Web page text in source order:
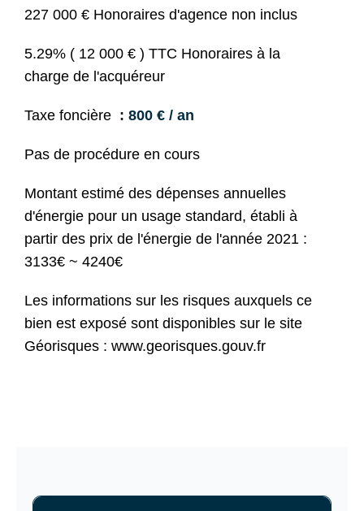
227 000 € Honoraires d'agence non inclus
5.29% ( 12 000 € ) TTC Honoraires à la
charge de l'acquéreur
Taxe foncière 800 € / an
Pas de procédure en cours
Montant estimé des dépenses annuelles
d'énergie pour un usage standard, établi à
partir des prix de l'énergie de l'année 2021 :
3133€ ~ 4240€
Les informations sur les risques auxquels ce
bien est exposé sont disponibles sur le site
Géorisques : www.georisques.gouv.fr